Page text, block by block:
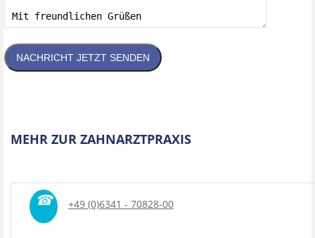
NACHRICHT JETZT SENDEN
MEHR ZUR ZAHNARZTPRAXIS
☎ +49 (0)6341 - 70828-00